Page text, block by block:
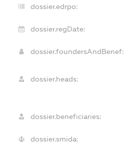
dossier.edrpo:
dossier.regDate:
dossier.foundersAndBenef:
dossier.heads:
dossier.beneficiaries:
dossier.smida: